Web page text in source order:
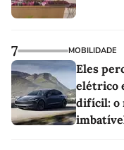
7 MOBILIDADE
Eles
elétrico
difícil: o